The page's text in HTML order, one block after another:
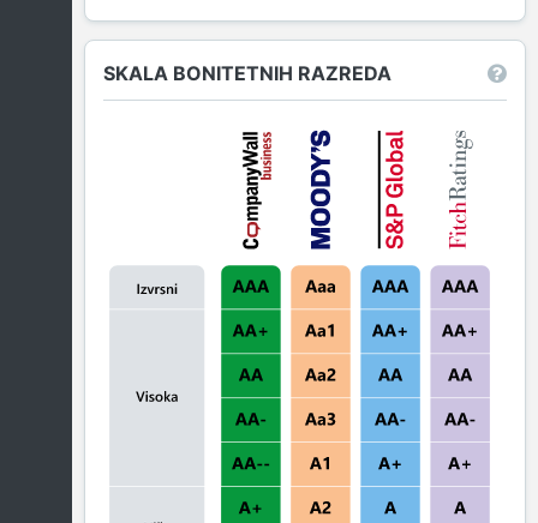
SKALA BONITETNIH RAZREDA